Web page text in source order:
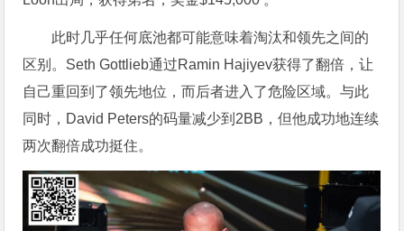
此时几乎任何底池都可能意味着淘汰和领先之间的
区别。Seth Gottlieb通过Ramin Hajiyev获得了翻倍，让
自己重回到了领先地位，而后者进入了危险区域。与此
同时，David Peters的码量减少到2BB，但他成功地连续
两次翻倍成功挺住。